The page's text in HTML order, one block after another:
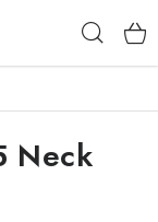
Neck